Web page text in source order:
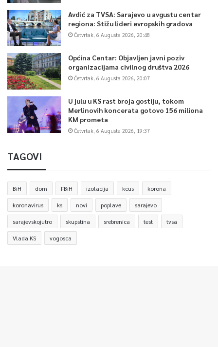
Avdić za TVSA: Sarajevo u avgustu centar
regiona: Stižu lideri evropskih gradova
Četvrtak, 6 Augusta 2026, 20:48
Općina Centar: Objavljen javni poziv
organizacijama civilnog društva 2026
Četvrtak, 6 Augusta 2026, 20:07
U julu u KS rast broja gostiju, tokom
Merlinovih koncerata gotovo 156 miliona
KM prometa
Četvrtak, 6 Augusta 2026, 19:37
TAGOVI
BiH dom FBiH izolacija kcus korona
koronavirus ks novi poplave sarajevo
sarajevskojutro skupstina srebrenica test tvsa
Vlada KS vogosca